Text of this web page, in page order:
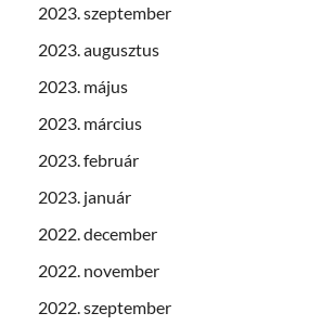
2023. szeptember
2023. augusztus
2023. május
2023. március
2023. február
2023. január
2022. december
2022. november
2022. szeptember